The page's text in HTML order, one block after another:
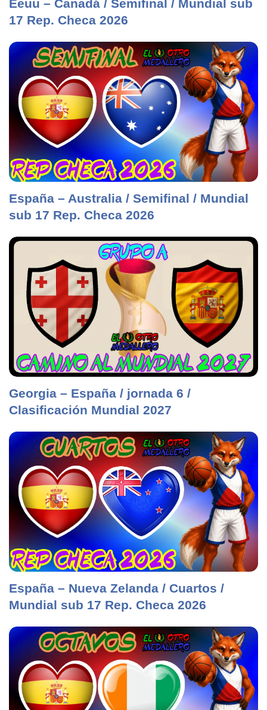
Eeuu – Canadá / Semifinal / Mundial sub
17 Rep. Checa 2026
España – Australia / Semifinal / Mundial
sub 17 Rep. Checa 2026
Georgia – España / jornada 6 /
Clasificación Mundial 2027
España – Nueva Zelanda / Cuartos /
Mundial sub 17 Rep. Checa 2026